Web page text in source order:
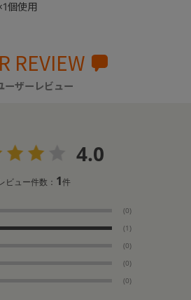
個使用
REVIEW
ーザーレビュー
4.0
ビュー件数： 1件
(0)
(1)
(0)
(0)
(0)